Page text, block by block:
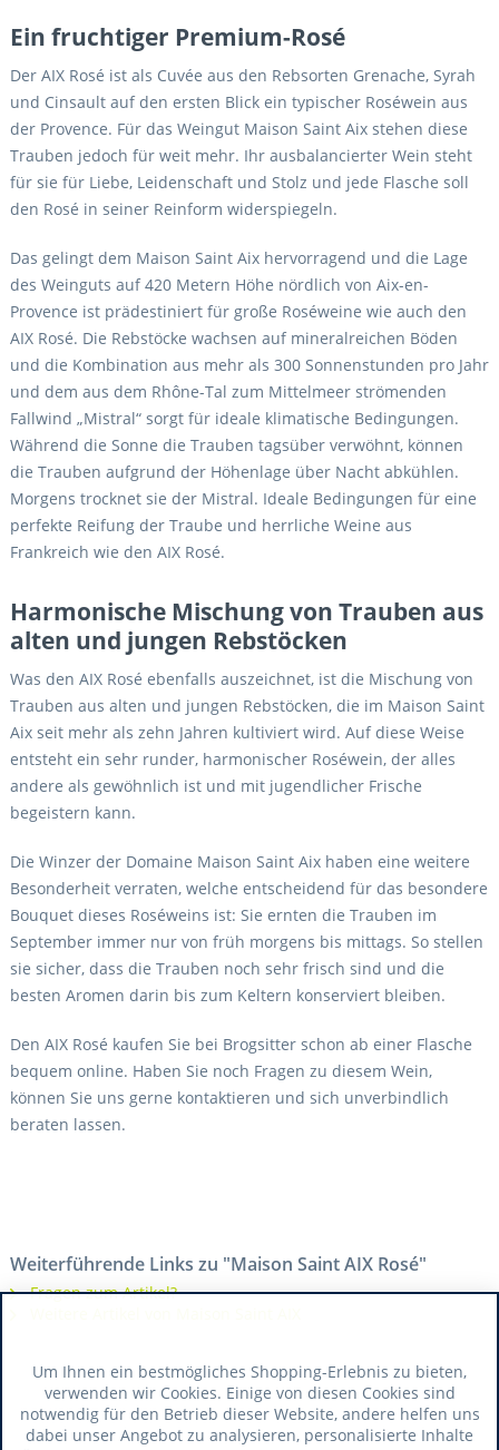
Ein fruchtiger Premium-Rosé
Der AIX Rosé ist als Cuvée aus den Rebsorten Grenache, Syrah
und Cinsault auf den ersten Blick ein typischer Roséwein aus
der Provence. Für das Weingut Maison Saint Aix stehen diese
Trauben jedoch für weit mehr. Ihr ausbalancierter Wein steht
für sie für Liebe, Leidenschaft und Stolz und jede Flasche soll
den Rosé in seiner Reinform widerspiegeln.
Das gelingt dem Maison Saint Aix hervorragend und die Lage
des Weinguts auf 420 Metern Höhe nördlich von Aix-en-
Provence ist prädestiniert für große Roséweine wie auch den
AIX Rosé. Die Rebstöcke wachsen auf mineralreichen Böden
und die Kombination aus mehr als 300 Sonnenstunden pro Jahr
und dem aus dem Rhône-Tal zum Mittelmeer strömenden
Fallwind „Mistral“ sorgt für ideale klimatische Bedingungen.
Während die Sonne die Trauben tagsüber verwöhnt, können
die Trauben aufgrund der Höhenlage über Nacht abkühlen.
Morgens trocknet sie der Mistral. Ideale Bedingungen für eine
perfekte Reifung der Traube und herrliche Weine aus
Frankreich wie den AIX Rosé.
Harmonische Mischung von Trauben aus
alten und jungen Rebstöcken
Was den AIX Rosé ebenfalls auszeichnet, ist die Mischung von
Trauben aus alten und jungen Rebstöcken, die im Maison Saint
Aix seit mehr als zehn Jahren kultiviert wird. Auf diese Weise
entsteht ein sehr runder, harmonischer Roséwein, der alles
andere als gewöhnlich ist und mit jugendlicher Frische
begeistern kann.
Die Winzer der Domaine Maison Saint Aix haben eine weitere
Besonderheit verraten, welche entscheidend für das besondere
Bouquet dieses Roséweins ist: Sie ernten die Trauben im
September immer nur von früh morgens bis mittags. So stellen
sie sicher, dass die Trauben noch sehr frisch sind und die
besten Aromen darin bis zum Keltern konserviert bleiben.
Den AIX Rosé kaufen Sie bei Brogsitter schon ab einer Flasche
bequem online. Haben Sie noch Fragen zu diesem Wein,
können Sie uns gerne kontaktieren und sich unverbindlich
beraten lassen.
Weiterführende Links zu "Maison Saint AIX Rosé"
Fragen zum Artikel?
Um Ihnen ein bestmögliches Shopping-Erlebnis zu bieten,
verwenden wir Cookies. Einige von diesen Cookies sind
notwendig für den Betrieb dieser Website, andere helfen uns
dabei unser Angebot zu analysieren, personalisierte Inhalte